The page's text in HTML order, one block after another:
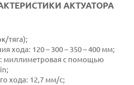
АКТУАТОРА
тяга);
хода: 120 – 300 – 350 – 400 мм;
миллиметровая с помощью
хода: 12,7 мм/с;